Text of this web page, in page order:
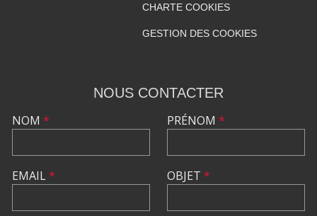
CHARTE COOKIES
GESTION DES COOKIES
NOUS CONTACTER
NOM *
EMAIL*
PRÉNOM *
OBJET *